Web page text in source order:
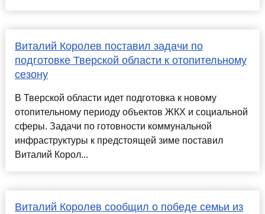
Виталий Королев поставил задачи по
подготовке Тверской области к отопительному
сезону
В Тверской области идет подготовка к новому
отопительному периоду объектов ЖКХ и социальной
сферы. Задачи по готовности коммунальной
инфраструктуры к предстоящей зиме поставил
Виталий Корол...
Виталий Королев сообщил о победе семьи из